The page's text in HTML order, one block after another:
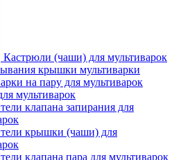
Кастрюли (чаши) для мультиварок
крышки мультиварки
на пару для мультиварок
мультиварок
клапана запирания для
крышки (чаши) для
клапана пара для мультиварок